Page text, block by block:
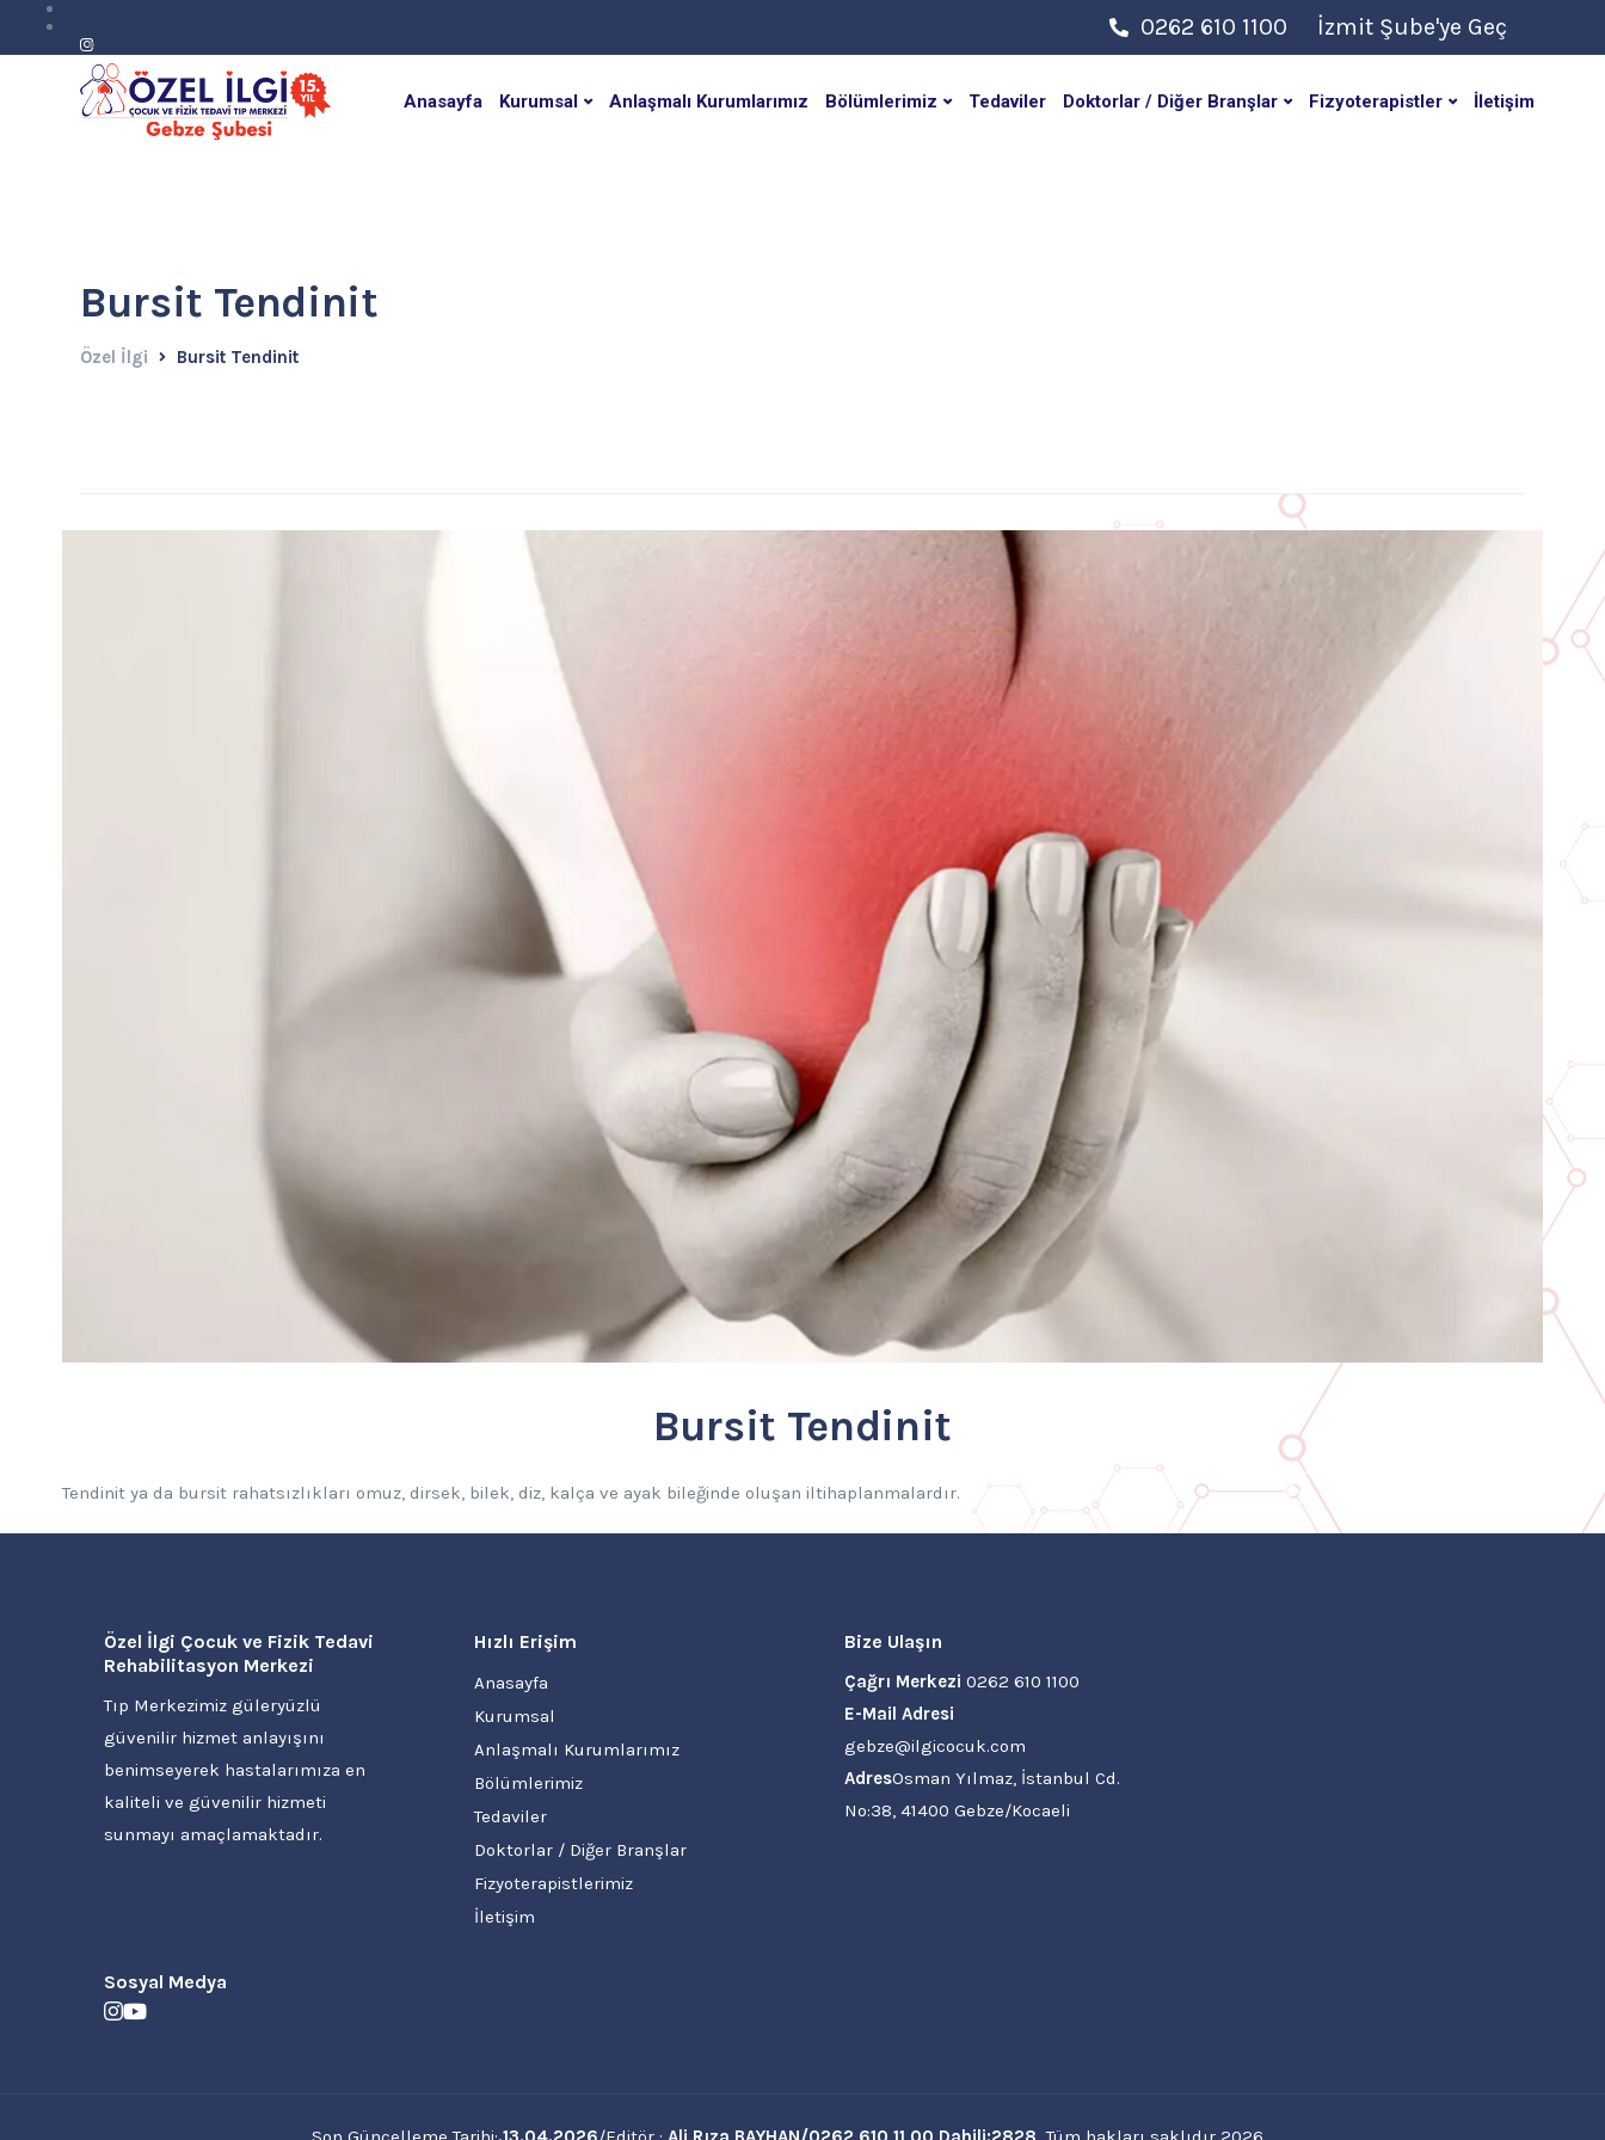
0262 610 1100 İzmit Şube'ye Geç
Anasayfa Kurumsal Anlaşmalı Kurumlarımız Bölümlerimiz Tedaviler Doktorlar / Diğer Branşlar Fizyoterapistler İletişim
Bursit Tendinit
Özel İlgi Bursit Tendinit
Bursit Tendinit
Tendinit ya da bursit rahatsızlıkları omuz, dirsek, bilek, diz, kalça ve ayak bileğinde oluşan iltihaplanmalardır.
Özel İlgi Çocuk ve Fizik Tedavi
Rehabilitasyon Merkezi
Tıp Merkezimiz güleryüzlü
güvenilir hizmet anlayışını
benimseyerek hastalarımıza en
kaliteli ve güvenilir hizmeti
sunmayı amaçlamaktadır.
Sosyal Medya
Hızlı Erişim
Anasayfa
Kurumsal
Anlaşmalı Kurumlarımız
Bölümlerimiz
Tedaviler
Doktorlar / Diğer Branşlar
Fizyoterapistlerimiz
İletişim
Bize Ulaşın
Çağrı Merkezi 0262 610 1100
E-Mail Adresi
gebze@ilgicocuk.com
AdresOsman Yılmaz, İstanbul Cd.
No:38, 41400 Gebze/Kocaeli